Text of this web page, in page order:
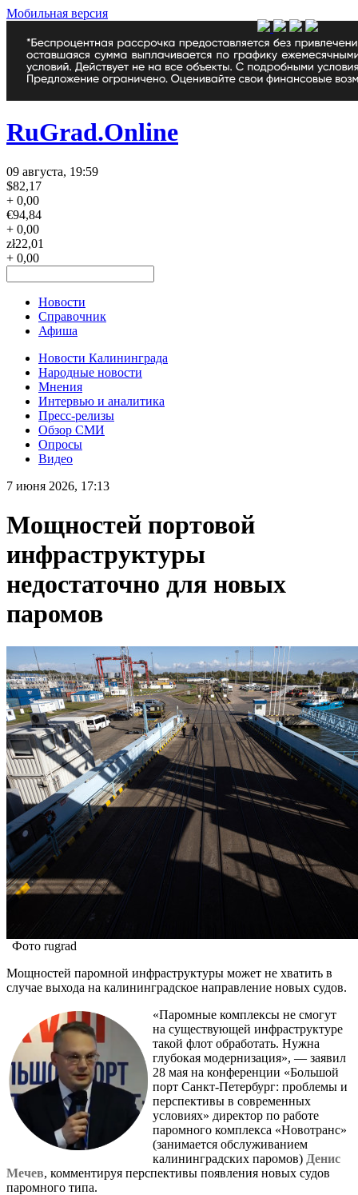
Мобильная версия
RuGrad.Online
09 августа, 19:59
$82,17
+ 0,00
€94,84
+ 0,00
zł22,01
+ 0,00
Новости
Справочник
Афиша
Новости Калининграда
Народные новости
Мнения
Интервью и аналитика
Пресс-релизы
Обзор СМИ
Опросы
Видео
7 июня 2026, 17:13
Мощностей портовой
инфраструктуры
недостаточно для новых
паромов
Фото rugrad
Мощностей паромной инфраструктуры может не хватить в
случае выхода на калининградское направление новых судов.
«Паромные комплексы не смогут
на существующей инфраструктуре
такой флот обработать. Нужна
глубокая модернизация», — заявил
28 мая на конференции «Большой
порт Санкт-Петербург: проблемы и
перспективы в современных
условиях» директор по работе
паромного комплекса «Новотранс»
(занимается обслуживанием
калининградских паромов) Денис
Мечев, комментируя перспективы появления новых судов
паромного типа.